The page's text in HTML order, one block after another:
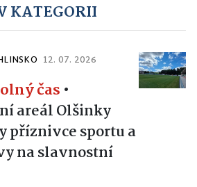
KATEGORII
12. 07. 2026
čas •
areál Olšinky
příznivce sportu a
na slavnostní